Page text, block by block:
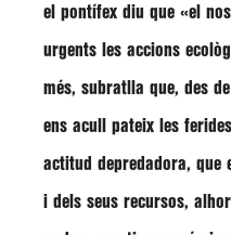
el pontífex diu que «el
urgents les accions
més, subratlla que, des
ens acull pateix les
actitud depredadora, que
i dels seus recursos,